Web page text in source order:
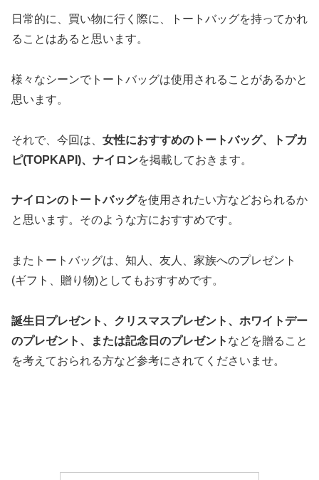
日常的に、買い物に行く際に、トートバッグを持ってかれ
ることはあると思います。
様々なシーンでトートバッグは使用されることがあるかと
思います。
それで、今回は、 女性におすすめのトートバッグ、トプカ
ピ(TOPKAPI)、ナイロンを掲載しておきます。
ナイロンのトートバッグを使用されたい方などおられるか
と思います。そのような方におすすめです。
またトートバッグは、知人、友人、家族へのプレゼント
(ギフト、贈り物)としてもおすすめです。
誕生日プレゼント、クリスマスプレゼント、ホワイトデー
のプレゼント、または記念日のプレゼント などを贈ること
を考えておられる方など参考にされてくださいませ。